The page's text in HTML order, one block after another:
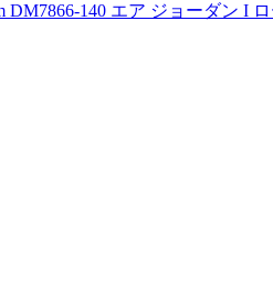
140 エア ジョーダン I